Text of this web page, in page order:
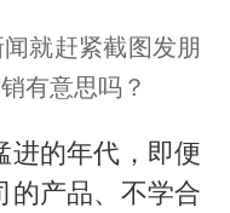
就赶紧截图发朋
有意思吗？
进的年代，即便
的产品、不学合